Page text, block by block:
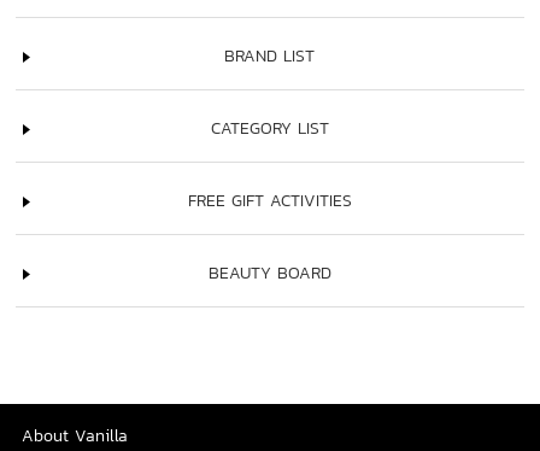
BRAND LIST
CATEGORY LIST
FREE GIFT ACTIVITIES
BEAUTY BOARD
About Vanilla